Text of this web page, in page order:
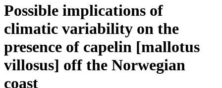
Possible implications of
climatic variability on the
presence of capelin [mallotus
villosus] off the Norwegian
coast